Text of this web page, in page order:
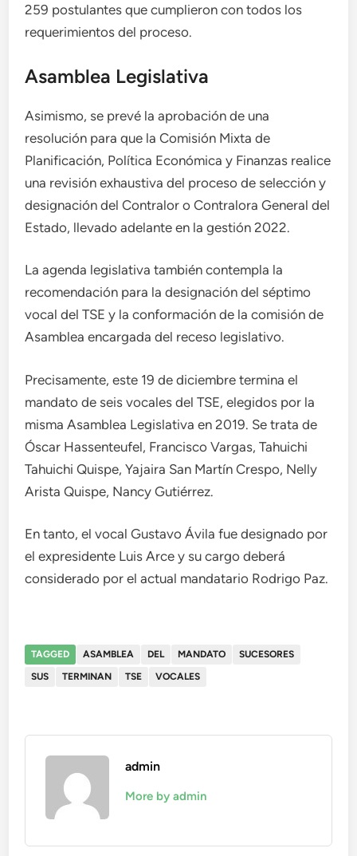
259 postulantes que cumplieron con todos los
requerimientos del proceso.
Asamblea Legislativa
Asimismo, se prevé la aprobación de una
resolución para que la Comisión Mixta de
Planificación, Política Económica y Finanzas realice
una revisión exhaustiva del proceso de selección y
designación del Contralor o Contralora General del
Estado, llevado adelante en la gestión 2022.
La agenda legislativa también contempla la
recomendación para la designación del séptimo
vocal del TSE y la conformación de la comisión de
Asamblea encargada del receso legislativo.
Precisamente, este 19 de diciembre termina el
mandato de seis vocales del TSE, elegidos por la
misma Asamblea Legislativa en 2019. Se trata de
Óscar Hassenteufel, Francisco Vargas, Tahuichi
Tahuichi Quispe, Yajaira San Martín Crespo, Nelly
Arista Quispe, Nancy Gutiérrez.
En tanto, el vocal Gustavo Ávila fue designado por
el expresidente Luis Arce y su cargo deberá
considerado por el actual mandatario Rodrigo Paz.
TAGGED ASAMBLEA DEL MANDATO
SUCESORES
SUS
TERMINAN TSE VOCALES
admin
More by admin